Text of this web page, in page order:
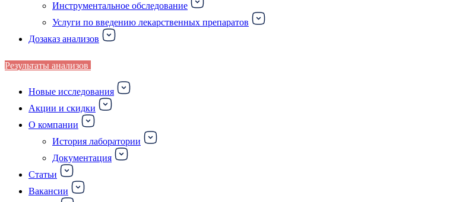
Инструментальное обследование
Услуги по введению лекарственных препаратов
Дозаказ анализов
Результаты анализов
Новые исследования
Акции и скидки
О компании
История лаборатории
Документация
Статьи
Вакансии